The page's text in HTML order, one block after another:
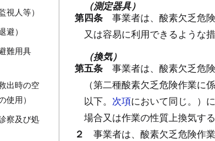
視人等）
避）
難用具
出時の空
使用）
察及び処
（測定器具）
第四条 事業者は、酸素欠乏危
又は容易に利用できるような
（換気）
第五条 事業者は、酸素欠乏危
（第二種酸素欠乏危険作業
以下。 次項において同じ。）
場合又は作業の性質上換気す
２ 事業者は、酸素欠乏危険作